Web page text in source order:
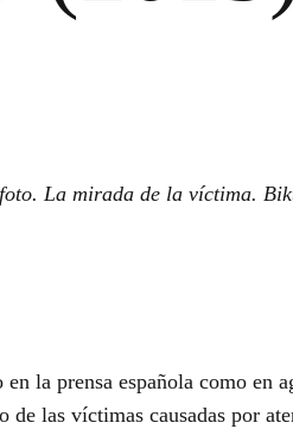
La mirada de la víctima.
la prensa española como en
las víctimas causadas por